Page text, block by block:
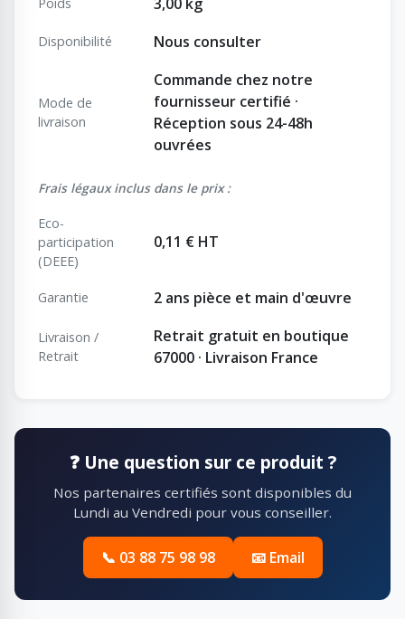
Disponibilité Nous consulter
Mode de
livraison
Commande chez notre
fournisseur certifié ·
Réception sous 24-48h
ouvrées
Frais légaux inclus dans le prix :
Eco-
participation
(DEEE)
0,11 € HT
Garantie 2 ans pièce et main d'œuvre
Livraison /
Retrait
Retrait gratuit en boutique
67000 · Livraison France
❓ Une question sur ce produit ?
Nos partenaires certifiés sont disponibles du
Lundi au Vendredi pour vous conseiller.
📞 03 88 75 98 98 📧 Email